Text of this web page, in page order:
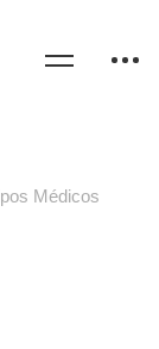
Médicos